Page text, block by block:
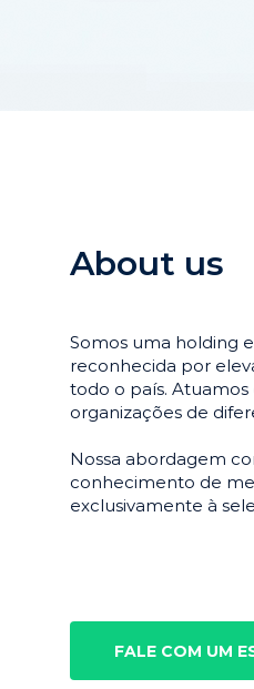
About us
Somos uma holding
reconhecida por
todo o país.
organizações de
Nossa abordagem
conhecimento de
exclusivamente à
FALE COM UM